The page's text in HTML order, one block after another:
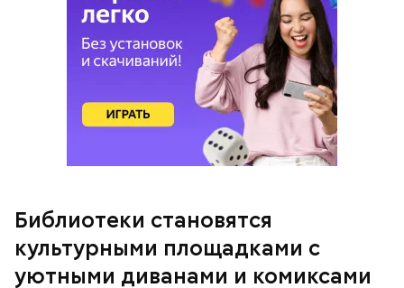
Библиотеки становятся
культурными площадками с
уютными диванами и комиксами